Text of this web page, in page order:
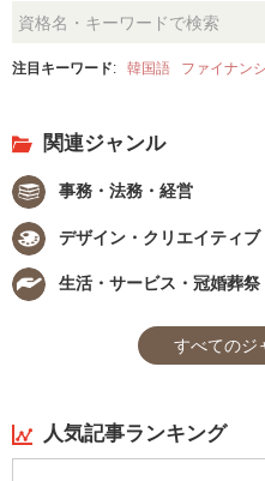
注目キーワード: 韓国語 ファイナン
関連ジャンル
事務・法務・経営
デザイン・クリエイティブ
生活・サービス・冠婚葬祭
すべてのジ
人気記事ランキング